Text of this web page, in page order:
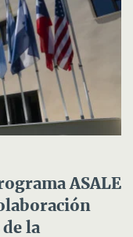
ASALE
la